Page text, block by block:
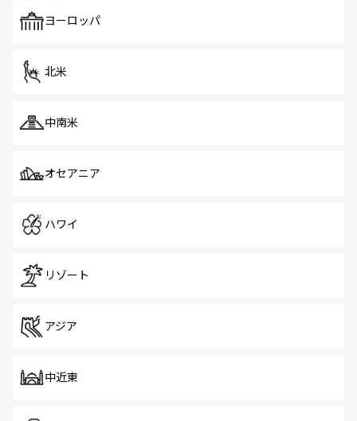
ヨーロッパ
北米
中南米
オセアニア
ハワイ
リゾート
アジア
中近東